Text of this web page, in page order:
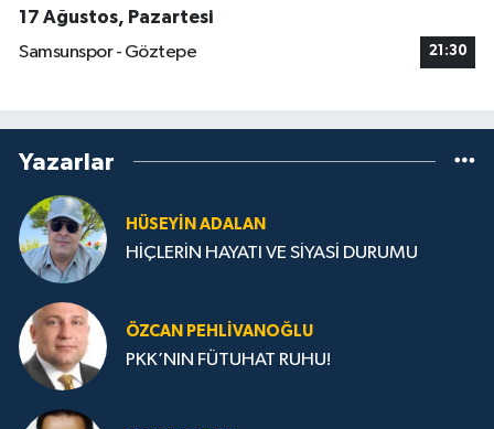
17 Ağustos, Pazartesi
Samsunspor - Göztepe
21:30
Yazarlar
HÜSEYIN ADALAN
HİÇLERİN HAYATI VE SİYASİ DURUMU
ÖZCAN PEHLIVANOĞLU
PKK’NIN FÜTUHAT RUHU!